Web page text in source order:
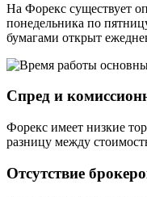
На Форекс существует
понедельника по
бумагами открыт
Спред и
Форекс имеет низкие
разницу между
Отсутствие